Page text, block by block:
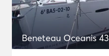
Beneteau Oceanis 43